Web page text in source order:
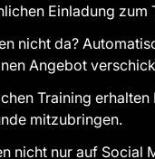
Einladung zum
nicht da?
Angebot
Training
mitzubringen.
nicht nur auf Social